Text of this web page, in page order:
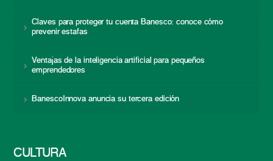
Claves para proteger tu cuenta Banesco: conoce cómo
prevenir estafas
Ventajas de la inteligencia artificial para pequeños
emprendedores
BanescoInnova anuncia su tercera edición
CULTURA